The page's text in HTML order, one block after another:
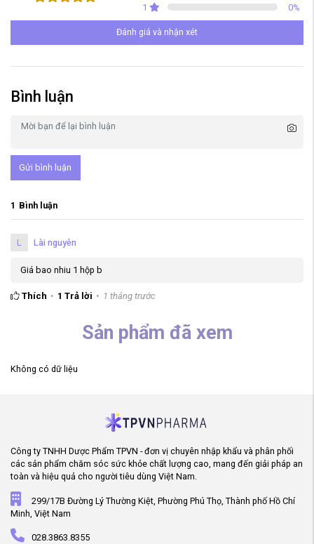
1
0%
Đánh giá và nhận xét
Bình luận
Gửi bình luận
1 Bình luận
L Lài nguyễn
Giá bao nhiu 1 hộp b
Thích 1 Trả lời 1 tháng trước
Sản phẩm đã xem
Không có dữ liệu
Công ty TNHH Dược Phẩm TPVN - đơn vị chuyên nhập khẩu và phân phối
các sản phẩm chăm sóc sức khỏe chất lượng cao, mang đến giải pháp an
toàn và hiệu quả cho người tiêu dùng Việt Nam.
299/17B Đường Lý Thường Kiệt, Phường Phú Thọ, Thành phố Hồ Chí
Minh, Việt Nam
028.3863.8355